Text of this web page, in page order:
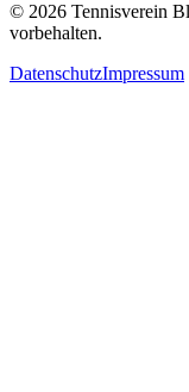
© 2026 Tennisverein
vorbehalten.
DatenschutzImpressum